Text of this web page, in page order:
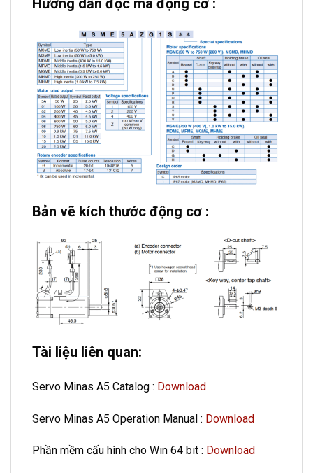
Bản vẽ kích thước động cơ :
Tài liệu liên quan:
Servo Minas A5 Catalog : Download
Servo Minas A5 Operation Manual : Download
Phần mềm cấu hình cho Win 64 bit : Download